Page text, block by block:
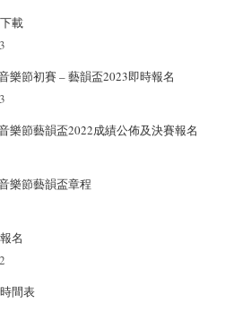
載
樂節初賽 – 藝韻盃2023即時報名
樂節藝韻盃2022成績公佈及決賽報名
樂節藝韻盃章程
名
間表